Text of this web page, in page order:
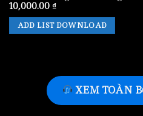
10,000.00 ₫
ADD LIST DOWNLOAD
XEM TOÀN